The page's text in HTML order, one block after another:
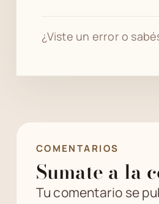
¿Viste un error o
COMENTARIOS
Sumate a la
Tu comentario se